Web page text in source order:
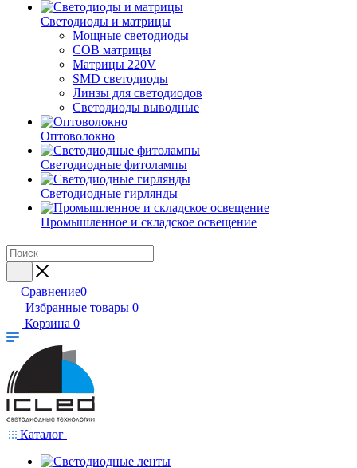
Светодиоды и матрицы
Мощные светодиоды
COB матрицы
Матрицы 220V
SMD светодиоды
Линзы для светодиодов
Светодиоды выводные
Оптоволокно
Светодиодные фитолампы
Светодиодные гирлянды
Промышленное и складское освещение
Сравнение0
Избранные товары 0
Корзина 0
Каталог